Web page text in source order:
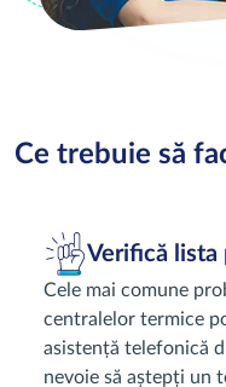
Ce trebuie să
Verifică lista
Cele mai comune
centralelor termice
asistență telefonică
nevoie să aștepți un